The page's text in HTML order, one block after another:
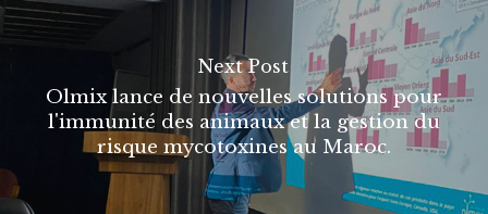
Next Post
Olmix lance de nouvelles solutions pour
l'immunité des animaux et la gestion du
risque mycotoxines au Maroc.